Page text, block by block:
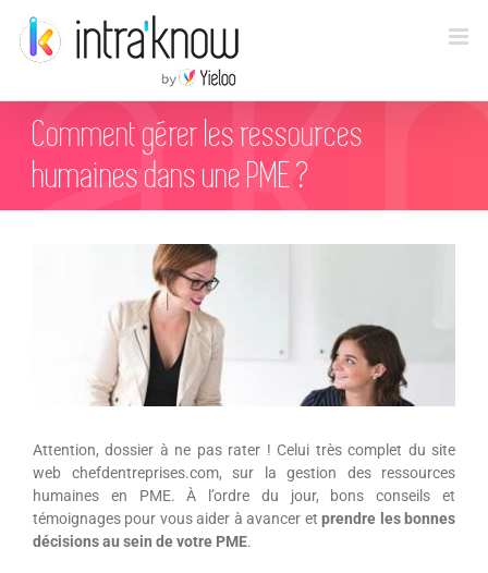
contenu
Comment gérer les ressources
humaines dans une PME ?
Attention, dossier à ne pas rater ! Celui très complet du site
web chefdentreprises.com, sur la gestion des ressources
humaines en PME. À l’ordre du jour, bons conseils et
témoignages pour vous aider à avancer etprendre les bonnes
décisions au sein de votre PME.